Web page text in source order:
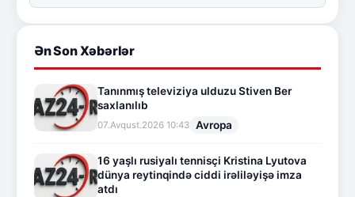
Ən Son Xəbərlər
Tanınmış televiziya ulduzu Stiven Ber
saxlanılıb
07.Avqust.2026 10:43 Avropa
16 yaşlı rusiyalı tennisçi Kristina Lyutova
dünya reytinqində ciddi irəliləyişə imza
atdı